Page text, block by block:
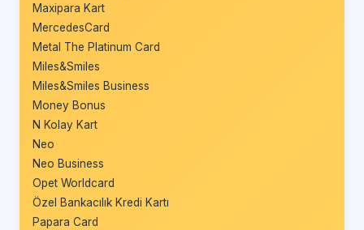
Maxipara Kart
MercedesCard
Metal The Platinum Card
Miles&Smiles
Miles&Smiles Business
Money Bonus
N Kolay Kart
Neo
Neo Business
Opet Worldcard
Özel Bankacılık Kredi Kartı
Papara Card